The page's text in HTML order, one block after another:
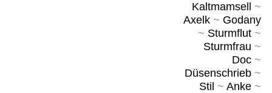
Kaltmamsell
~
Axelk~ Godany
~ Sturmflut~
Sturmfrau ~
Doc~
Düsenschrieb~
Stil ~ Anke~